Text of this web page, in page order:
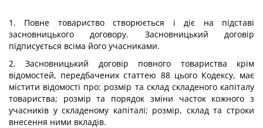
1. Повне товариство створюється і діє на підставі
засновницького договору. Засновницький договір
підписується всіма його учасниками.
2. Засновницький договір повного товариства крім
відомостей, передбачених статтею 88 цього Кодексу, має
містити відомості про: розмір та склад складеного капіталу
товариства; розмір та порядок зміни часток кожного з
учасників у складеному капіталі; розмір, склад та строки
внесення ними вкладів.